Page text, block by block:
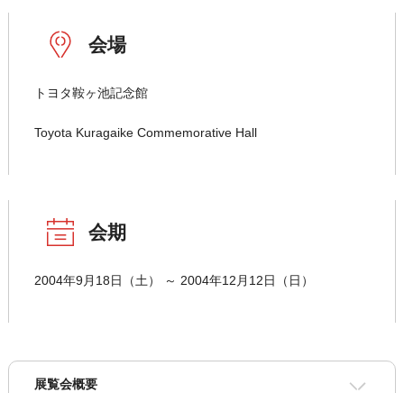
会場
トヨタ鞍ヶ池記念館
Toyota Kuragaike Commemorative Hall
会期
2004年9月18日（土） ～ 2004年12月12日（日）
展覧会概要